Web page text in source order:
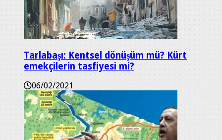
Tarlabaşı: Kentsel dönüşüm mü? Kürt
emekçilerin tasfiyesi mi?
06/02/2021